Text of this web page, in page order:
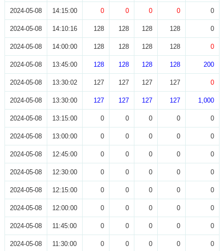
2024-05-08 14:15:00 0 0 0 0 0
2024-05-08 14:10:16 128 128 128 128 0
2024-05-08 14:00:00 128 128 128 128 0
2024-05-08 13:45:00 128 128 128 128 200
2024-05-08 13:30:02 127 127 127 127 0
2024-05-08 13:30:00 127 127 127 127 1,000
2024-05-08 13:15:00 0 0 0 0 0
2024-05-08 13:00:00 0 0 0 0 0
2024-05-08 12:45:00 0 0 0 0 0
2024-05-08 12:30:00 0 0 0 0 0
2024-05-08 12:15:00 0 0 0 0 0
2024-05-08 12:00:00 0 0 0 0 0
2024-05-08 11:45:00 0 0 0 0 0
2024-05-08 11:30:00 0 0 0 0 0